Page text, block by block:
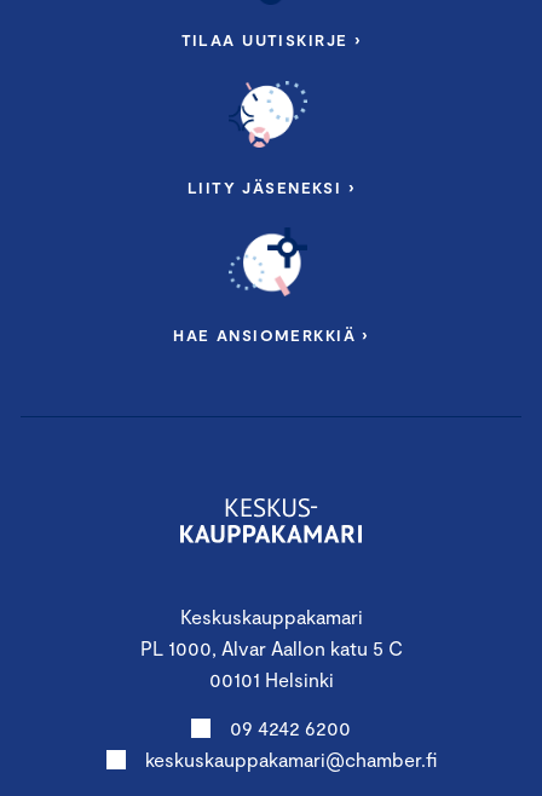
Keskuskauppakamari
PL 1000, Alvar Aallon katu 5 C
00101 Helsinki
09 4242 6200
keskuskauppakamari@chamber.fi
TILAA UUTISKIRJE ›
LIITY JÄSENEKSI ›
HAE ANSIOMERKKIÄ ›